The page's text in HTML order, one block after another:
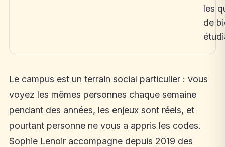
les
de
Le campus est un terrain social particulier : vous
voyez les mêmes personnes chaque semaine
pendant des années, les enjeux sont réels, et
pourtant personne ne vous a appris les codes.
Sophie Lenoir accompagne depuis 2019 des